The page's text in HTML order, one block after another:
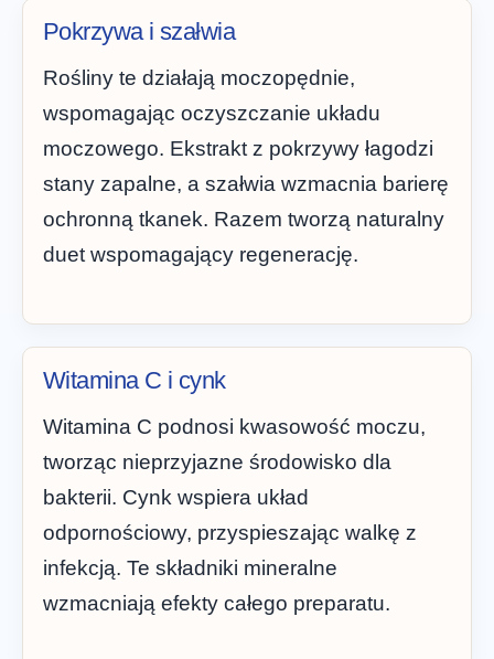
Pokrzywa i szałwia
Rośliny te działają moczopędnie,
wspomagając oczyszczanie układu
moczowego. Ekstrakt z pokrzywy łagodzi
stany zapalne, a szałwia wzmacnia barierę
ochronną tkanek. Razem tworzą naturalny
duet wspomagający regenerację.
Witamina C i cynk
Witamina C podnosi kwasowość moczu,
tworząc nieprzyjazne środowisko dla
bakterii. Cynk wspiera układ
odpornościowy, przyspieszając walkę z
infekcją. Te składniki mineralne
wzmacniają efekty całego preparatu.